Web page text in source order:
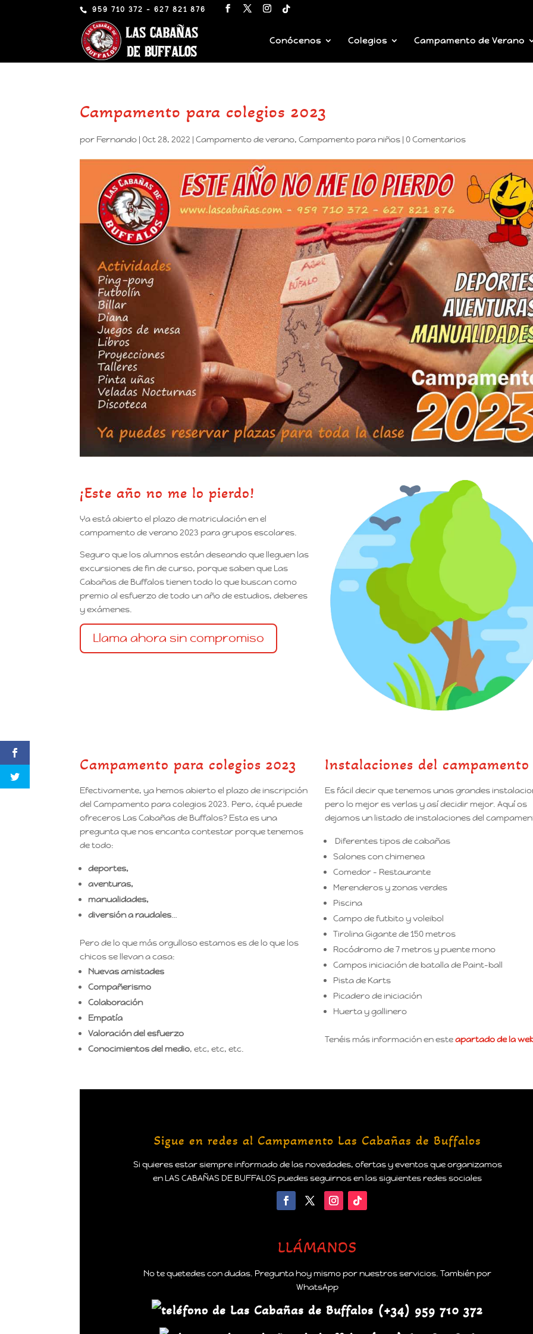
959 710 372 - 627 821 876
Conócenos Colegios Campamento de Verano
Campamento para colegios 2023
por Fernando |Oct 28, 2022 |Campamento de verano,Campamento para niños |0 Comentarios
¡Este año no me lo pierdo!
Ya está abierto el plazo de matriculación en el
campamento de verano 2023 para grupos escolares.
Seguro que los alumnos están deseando que lleguen las
excursiones de fin de curso, porque saben que Las
Cabañas de Buffalos tienen todo lo que buscan como
premio al esfuerzo de todo un año de estudios, deberes
y exámenes.
Llama ahora sin compromiso
Campamento para colegios 2023
Efectivamente, ya hemos abierto el plazo de inscripción
del Campamento para colegios 2023. Pero, ¿qué puede
ofreceros Las Cabañas de Buffalos? Esta es una
pregunta que nos encanta contestar porque tenemos
de todo:
deportes,
aventuras,
manualidades,
diversión a raudales
Pero de lo que más orgulloso estamos es de lo que los
chicos se llevan a casa:
Nuevas amistades
Compañerismo
Colaboración
Empatía
Valoración del esfuerzo
Conocimientos del medio, etc, etc, etc.
Instalaciones del campamento
Es fácil decir que tenemos unas grandes
pero lo mejor es verlas y así decidir mejor. Aquí os
dejamos un listado de instalaciones del
Diferentes tipos de cabañas
Salones con chimenea
Comedor – Restaurante
Merenderos y zonas verdes
Piscina
Campo de futbito y voleibol
Tirolina Gigante de 150 metros
Rocódromo de 7 metros y puente mono
Campos iniciación de batalla de Paint-ball
Pista de Karts
Picadero de iniciación
Huerta y gallinero
Tenéis más información en esteapartado de la
Sigue en redes al Campamento Las Cabañas de Buffalos
Si quieres estar siempre informado de las novedades, ofertas y eventos que organizamos
en LAS CABAÑAS DE BUFFALOS puedes seguirnos en las siguientes redes sociales
LLÁMANOS
No te quetedes con dudas. Pregunta hoy mismo por nuestros servicios. También por
WhatsApp
(+34) 959 710 372